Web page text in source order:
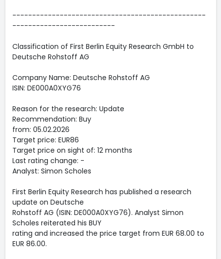
-------------------------------------------------
--------------------------
Classification of First Berlin Equity Research GmbH to
Deutsche Rohstoff AG
Company Name: Deutsche Rohstoff AG
ISIN: DE000A0XYG76
Reason for the research: Update
Recommendation: Buy
from: 05.02.2026
Target price: EUR86
Target price on sight of: 12 months
Last rating change: -
Analyst: Simon Scholes
First Berlin Equity Research has published a research
update on Deutsche
Rohstoff AG (ISIN: DE000A0XYG76). Analyst Simon
Scholes reiterated his BUY
rating and increased the price target from EUR 68.00 to
EUR 86.00.